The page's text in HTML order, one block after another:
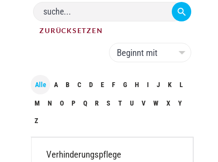
Alle A B C D E F G H I J K L
M N O P Q R S T U V W X Y
Z
Verhinderungspflege